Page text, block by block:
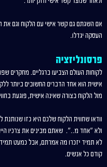
אם השגתם גם קשר אישי עם הלקוח וגם את
העסקה יגדלו.
פרסונליזציה
לקוחות העולם הצביעו ברגליים. מחקרים
אישית הוא אחד הדברים החשובים ביותר
מול הלקוח בצורה שאינה אישית, פוגעת
וודאו שחווית הלקוח שלכם היא כזו
ולא "אחד מ..". שאתם מבינים את צרכיו
לא תמיד יזכרו מה אמרתם, אבל כמעט
קודם כל אנשים.